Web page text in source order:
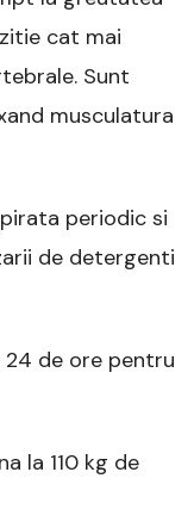
cat mai
Sunt
musculatura
periodic si
de detergenti
24 de ore pentru
la 110 kg de